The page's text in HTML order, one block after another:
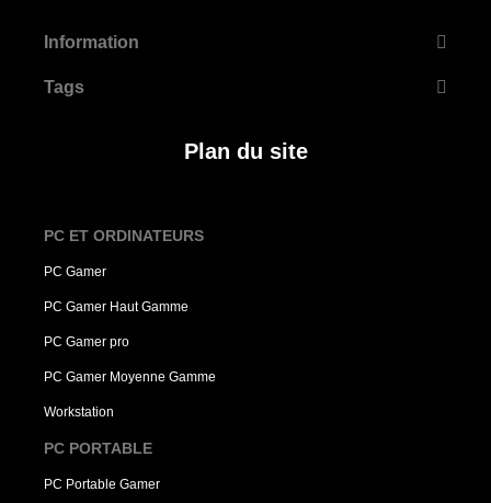
Information
Tags
Plan du site
PC ET ORDINATEURS
PC Gamer
PC Gamer Haut Gamme
PC Gamer pro
PC Gamer Moyenne Gamme
Workstation
PC PORTABLE
PC Portable Gamer